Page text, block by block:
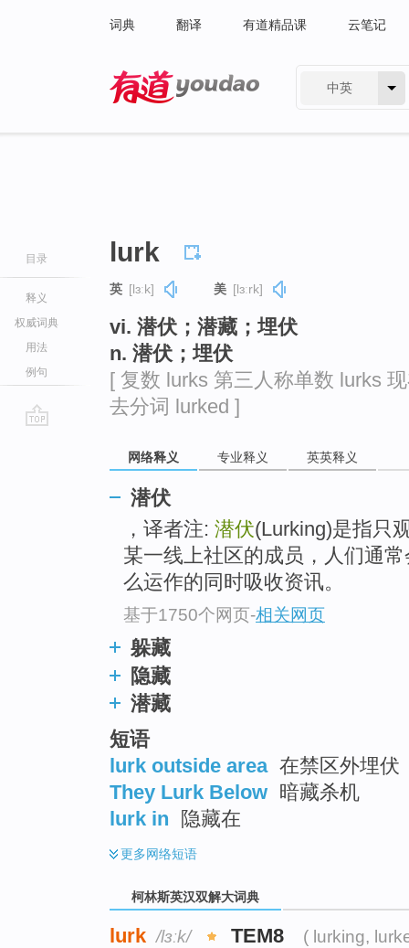
词典 翻译 有道精品课 云笔记
中英
目录
释义
权威词典
用法
例句
lurk
英 [lɜːk] 美 [lɜːrk]
vi. 潜伏；潜藏；埋伏
n. 潜伏；埋伏
[ 复数 lurks 第三人称单数 lurks
去分词 lurked ]
网络释义 专业释义 英英释义
潜伏
，译者注: 潜伏(Lurking)是指只
某一线上社区的成员，人们通
么运作的同时吸收资讯。
基于1750个网页-相关网页
躲藏
隐藏
潜藏
短语
lurk outside area 在禁区外埋伏
They Lurk Below 暗藏杀机
lurk in
隐藏在
更多网络短语
柯林斯英汉双解大词典
lurk /lɜːk/ TEM8 ( lurking,